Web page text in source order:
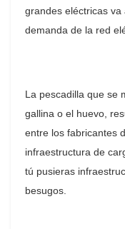
grandes eléctricas
demanda de la red
La pescadilla que se
gallina o el huevo,
entre los fabricantes
infraestructura de
tú pusieras
besugos.